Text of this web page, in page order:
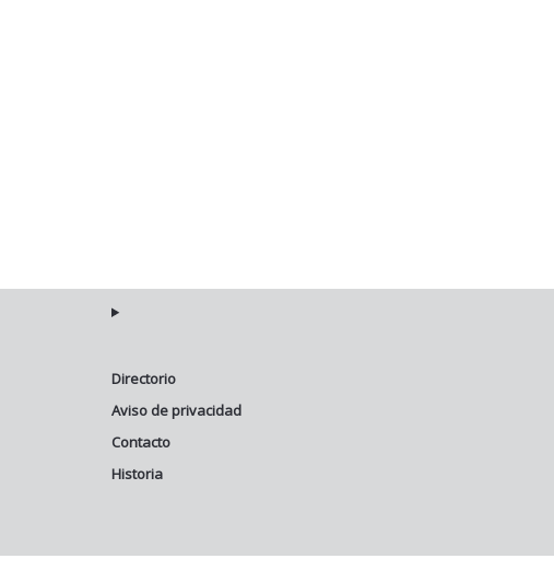
Directorio
Aviso de privacidad
Contacto
Historia